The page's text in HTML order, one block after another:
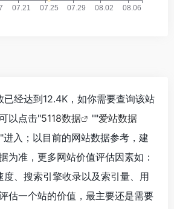
经达到12.4K，如你需要查询该站
以点击"5118数据 ""爱站数据
"进入；以目前的网站数据参考，建
为准，更多网站价值评估因素如：
、搜索引擎收录以及索引量、用
估一个站的价值，最主要还是需要